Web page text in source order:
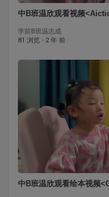
中B班温欣观看视频
学前B班温志成
81 浏览 · 2 年 前
中B班温欣观看绘本视频